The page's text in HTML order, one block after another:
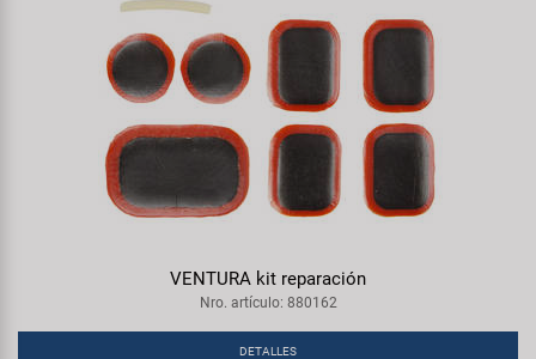
VENTURA kit reparación
Nro. artículo: 880162
DETALLES